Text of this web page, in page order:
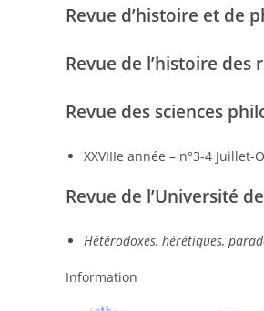
Revue d’histoire et de
Revue de l’histoire des
Revue des sciences
XXVIIIe année – n°3-4 Juillet-
Revue de l’Université
Hétérodoxes, hérétiques,
Information